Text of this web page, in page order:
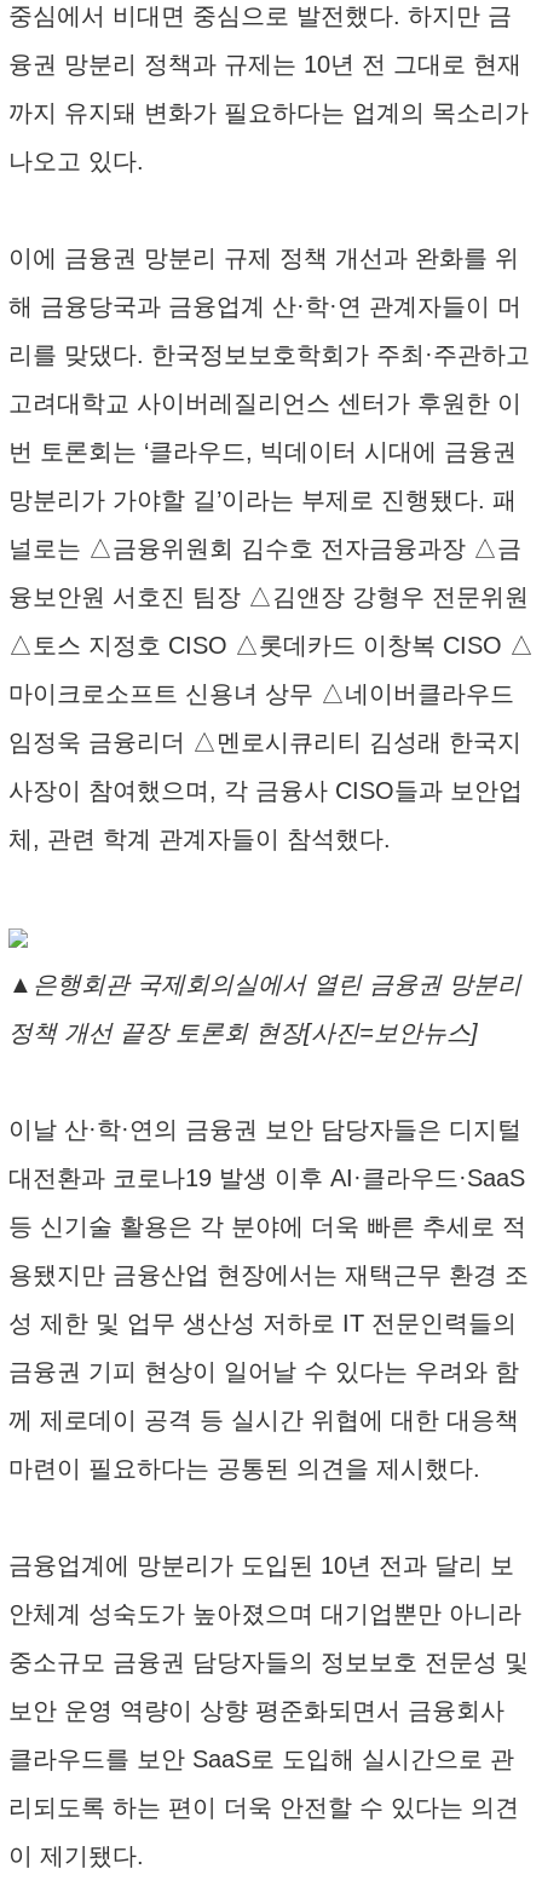
중심에서 비대면 중심으로 발전했다. 하지만 금
융권 망분리 정책과 규제는 10년 전 그대로 현재
까지 유지돼 변화가 필요하다는 업계의 목소리가
나오고 있다.
이에 금융권 망분리 규제 정책 개선과 완화를 위
해 금융당국과 금융업계 산·학·연 관계자들이 머
리를 맞댔다. 한국정보보호학회가 주최·주관하고
고려대학교 사이버레질리언스 센터가 후원한 이
번 토론회는 ‘클라우드, 빅데이터 시대에 금융권
망분리가 가야할 길’이라는 부제로 진행됐다. 패
널로는 △금융위원회 김수호 전자금융과장 △금
융보안원 서호진 팀장 △김앤장 강형우 전문위원
△토스 지정호 CISO △롯데카드 이창복 CISO △
마이크로소프트 신용녀 상무 △네이버클라우드
임정욱 금융리더 △멘로시큐리티 김성래 한국지
사장이 참여했으며, 각 금융사 CISO들과 보안업
체, 관련 학계 관계자들이 참석했다.
▲은행회관 국제회의실에서 열린 금융권 망분리
정책 개선 끝장 토론회 현장[사진=보안뉴스]
이날 산·학·연의 금융권 보안 담당자들은 디지털
대전환과 코로나19 발생 이후 AI·클라우드·SaaS
등 신기술 활용은 각 분야에 더욱 빠른 추세로 적
용됐지만 금융산업 현장에서는 재택근무 환경 조
성 제한 및 업무 생산성 저하로 IT 전문인력들의
금융권 기피 현상이 일어날 수 있다는 우려와 함
께 제로데이 공격 등 실시간 위협에 대한 대응책
마련이 필요하다는 공통된 의견을 제시했다.
금융업계에 망분리가 도입된 10년 전과 달리 보
안체계 성숙도가 높아졌으며 대기업뿐만 아니라
중소규모 금융권 담당자들의 정보보호 전문성 및
보안 운영 역량이 상향 평준화되면서 금융회사
클라우드를 보안 SaaS로 도입해 실시간으로 관
리되도록 하는 편이 더욱 안전할 수 있다는 의견
이 제기됐다.